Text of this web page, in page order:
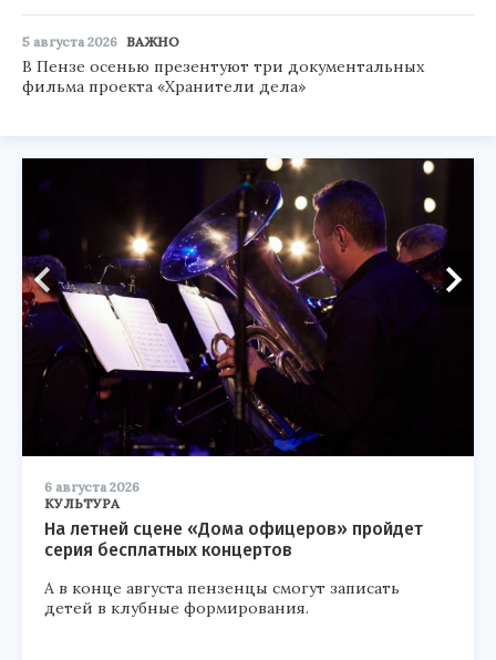
5 августа 2026 ВАЖНО
В Пензе осенью презентуют три документальных
фильма проекта «Хранители дела»
6 августа 2026
КУЛЬТУРА
На летней сцене «Дома офицеров» пройдет
серия бесплатных концертов
А в конце августа пензенцы смогут записать
детей в клубные формирования.